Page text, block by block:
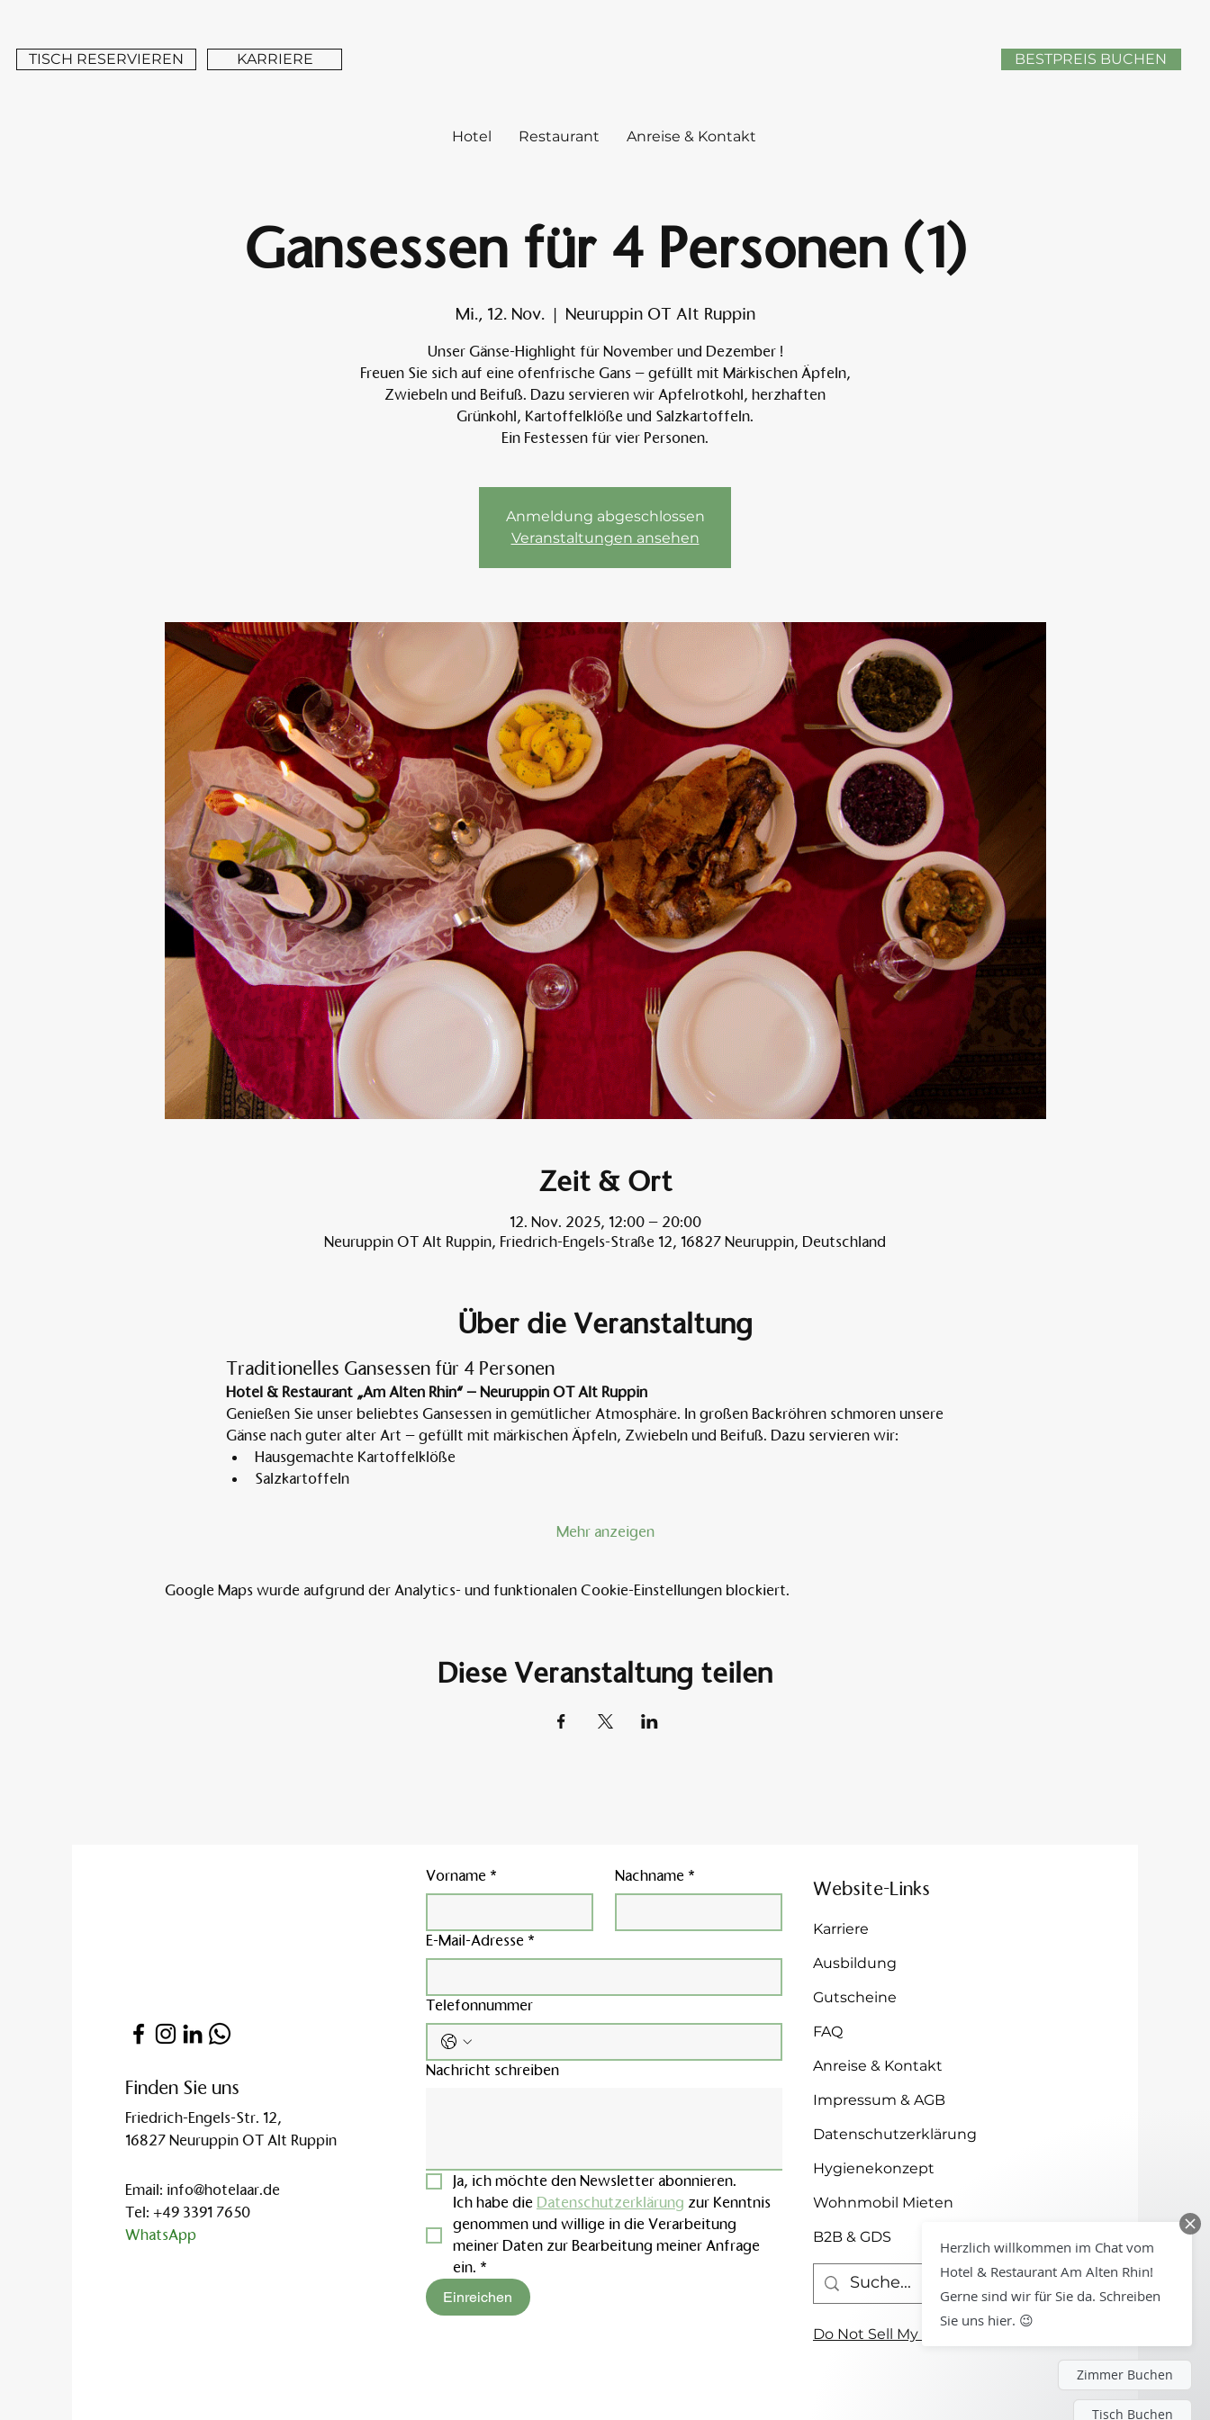
TISCH RESERVIEREN KARRIERE
Am Alten
BESTPREIS BUCHEN
Hotel Restaurant Anreise & Kontakt
Gansessen für 4 Personen (1)
Mi., 12. Nov.
  |
Neuruppin OT Alt Ruppin
Unser Gänse-Highlight für November und Dezember !
Freuen Sie sich auf eine ofenfrische Gans – gefüllt mit Märkischen Äpfeln,
Zwiebeln und Beifuß. Dazu servieren wir Apfelrotkohl, herzhaften
Grünkohl, Kartoffelklöße und Salzkartoffeln.
Ein Festessen für vier Personen.
Anmeldung abgeschlossen
Veranstaltungen ansehen
Zeit & Ort
12. Nov. 2025, 12:00 – 20:00
Neuruppin OT Alt Ruppin, Friedrich-Engels-Straße 12, 16827 Neuruppin, Deutschland
Über die Veranstaltung
Traditionelles Gansessen für 4 Personen
Hotel & Restaurant „Am Alten Rhin“ – Neuruppin OT Alt Ruppin
Genießen Sie unser beliebtes Gansessen in gemütlicher Atmosphäre. In großen Backröhren schmoren unsere
Gänse nach guter alter Art – gefüllt mit märkischen Äpfeln, Zwiebeln und Beifuß. Dazu servieren wir:
Hausgemachte Kartoffelklöße
Salzkartoffeln
Mehr anzeigen
Google Maps wurde aufgrund der Analytics- und funktionalen Cookie-Einstellungen blockiert.
Diese Veranstaltung teilen
Finden Sie uns
Friedrich-Engels-Str. 12,
16827 Neuruppin OT Alt Ruppin
Email: info@hotelaar.de
Tel: +49 3391 7650
WhatsApp
Vorname * Nachname *
E-Mail-Adresse *
Telefonnummer
Nachricht schreiben
Ja, ich möchte den Newsletter abonnieren.
Ich habe die Datenschutzerklärung zur Kenntnis
genommen und willige in die Verarbeitung
meiner Daten zur Bearbeitung meiner Anfrage
ein. *
Einreichen
Website-Links
Karriere
Ausbildung
Gutscheine
FAQ
Anreise & Kontakt
Impressum & AGB
Datenschutzerklärung
Hygienekonzept
Wohnmobil Mieten
B2B & GDS
Do Not Sell My Personal Information
Herzlich willkommen im Chat vom
Hotel & Restaurant Am Alten Rhin!
Gerne sind wir für Sie da. Schreiben
Sie uns hier. 😉
Zimmer Buchen
Tisch Buchen